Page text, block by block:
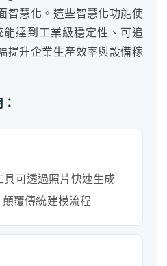
智慧化。這些智慧化功能使
達到工業級穩定性、可追
提升企業生產效率與設備稼
可透過照片快速生成
覆傳統建模流程